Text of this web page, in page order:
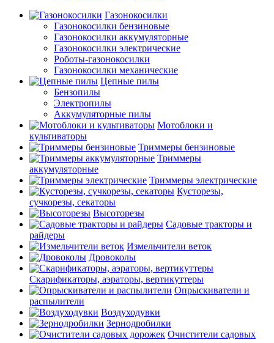
Газонокосилки
Газонокосилки бензиновые
Газонокосилки аккумуляторные
Газонокосилки электрические
Роботы-газонокосилки
Газонокосилки механические
Цепные пилы
Бензопилы
Электропилы
Аккумуляторные пилы
Мотоблоки и
культиваторы
Триммеры бензиновые
Триммеры
аккумуляторные
Триммеры электрические
Кусторезы,
сучкорезы, секаторы
Высоторезы
Садовые тракторы и
райдеры
Измельчители веток
Дровоколы
Скарификаторы, аэраторы, вертикуттеры
Опрыскиватели и
распылители
Воздуходувки
Зернодробилки
Очистители садовых